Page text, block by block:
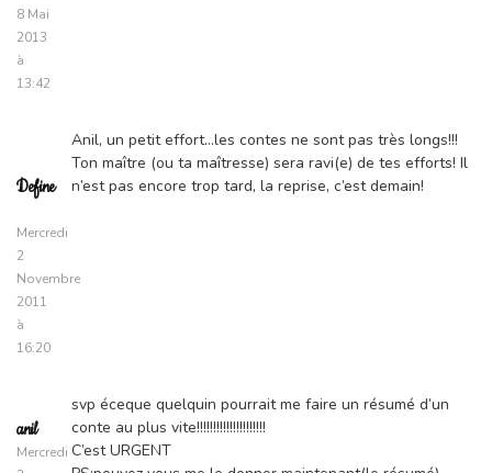
8 Mai
2013
à
13:42
Define
Mercredi
2
Novembre
2011
à
16:20
Anil, un petit effort…les contes ne sont pas très longs!!!
Ton maître (ou ta maîtresse) sera ravi(e) de tes efforts! Il
n’est pas encore trop tard, la reprise, c’est demain!
anil
Mercredi
svp éceque quelquin pourrait me faire un résumé d’un
conte au plus vite!!!!!!!!!!!!!!!!!!!!!
C’est URGENT